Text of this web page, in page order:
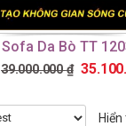
Sofa Da Bò TT
39.000.000₫